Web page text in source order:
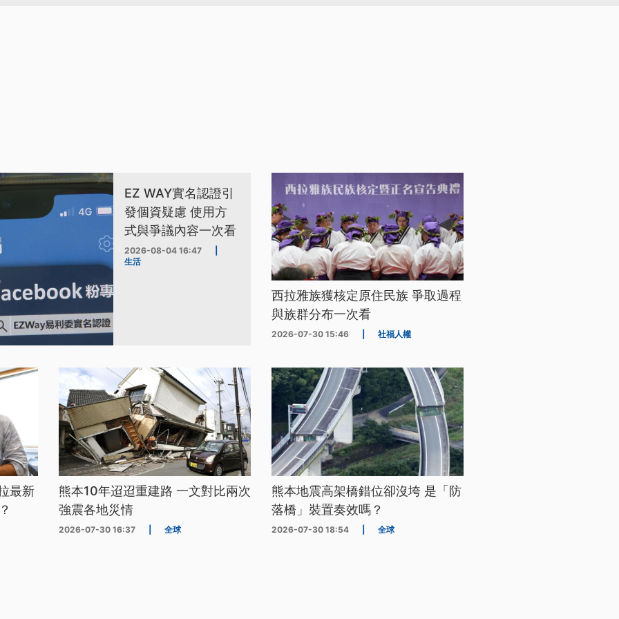
EZ WAY實名認證引
發個資疑慮 使用方
式與爭議內容一次看
2026-08-04 16:47
生活
西拉雅族獲核定原住民族 爭取過程
與族群分布一次看
2026-07-30 15:46 社福人權
最新
熊本10年迢迢重建路 一文對比兩次
強震各地災情
2026-07-30 16:37 全球
熊本地震高架橋錯位卻沒垮 是「防
落橋」裝置奏效嗎？
2026-07-30 18:54 全球